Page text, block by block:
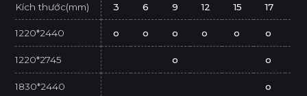
Kích thước(mm) 3 6 9 12 15 17
1220*2440 o o o o o o
1220*2745 o o
1830*2440 o